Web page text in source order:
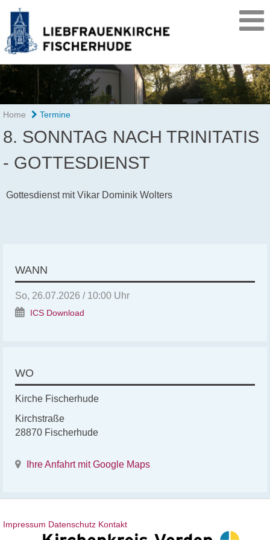
Home Termine
8. SONNTAG NACH TRINITATIS
- GOTTESDIENST
Gottesdienst mit Vikar Dominik Wolters
WANN
So, 26.07.2026 / 10:00 Uhr
ICS Download
WO
Kirche Fischerhude
Kirchstraße
28870 Fischerhude
Ihre Anfahrt mit Google Maps
Impressum Datenschutz Kontakt